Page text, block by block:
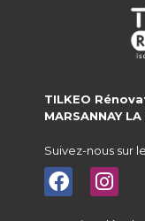
TILKEO
MARSANNAY
Suivez-nous sur